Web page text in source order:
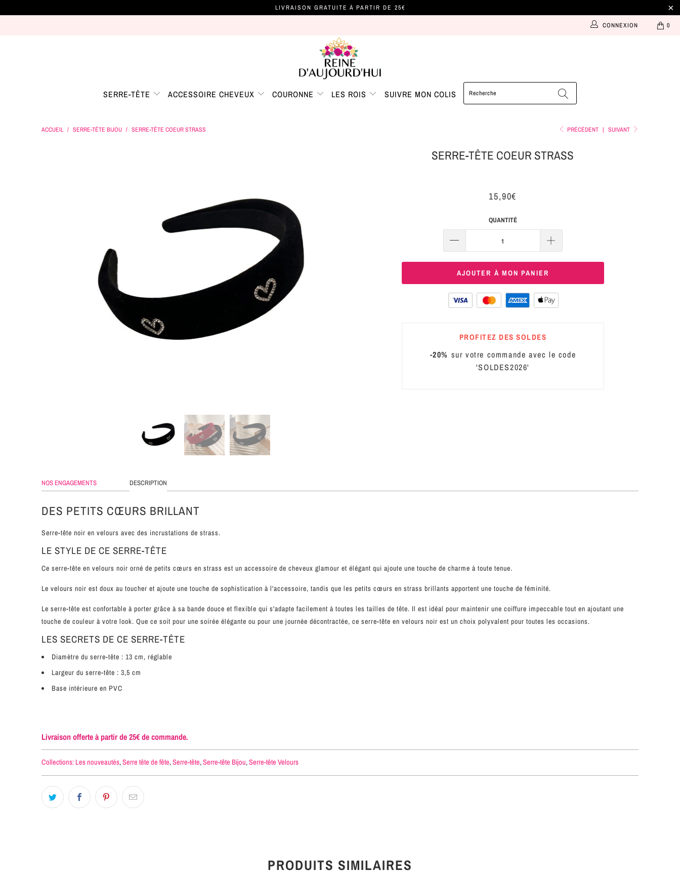
LIVRAISON GRATUITE À PARTIR DE 25€
0
CONNEXION
SERRE-TÊTE ACCESSOIRE CHEVEUX COURONNE LES ROIS SUIVRE MON COLIS
PRÉCÉDENT | SUIVANT
ACCUEIL / SERRE-TÊTE BIJOU / SERRE-TÊTE COEUR STRASS
SERRE-TÊTE COEUR STRASS
15,90€
QUANTITÉ
AJOUTER À MON PANIER
PROFITEZ DES SOLDES
-20% sur votre commande avec le code
'SOLDES2026'
NOS ENGAGEMENTS DESCRIPTION
DES PETITS CŒURS BRILLANT
Serre-tête noir en velours avec des incrustations de strass.
LE STYLE DE CE SERRE-TÊTE
Ce serre-tête en velours noir orné de petits cœurs en strass est un accessoire de cheveux glamour et élégant qui ajoute une touche de charme à toute tenue.
Le velours noir est doux au toucher et ajoute une touche de sophistication à l'accessoire, tandis que les petits cœurs en strass brillants apportent une touche de féminité.
Le serre-tête est confortable à porter grâce à sa bande douce et flexible qui s'adapte facilement à toutes les tailles de tête. Il est idéal pour maintenir une coiffure impeccable tout en ajoutant une
touche de couleur à votre look. Que ce soit pour une soirée élégante ou pour une journée décontractée, ce serre-tête en velours noir est un choix polyvalent pour toutes les occasions.
LES SECRETS DE CE SERRE-TÊTE
Diamètre du serre-tête : 13 cm, réglable
Largeur du serre-tête : 3,5 cm
Base intérieure en PVC
Livraison offerte à partir de 25€ de commande.
Collections: Les nouveautés,Serre tête de fête,Serre-tête,Serre-tête Bijou,Serre-tête Velours
PRODUITS SIMILAIRES